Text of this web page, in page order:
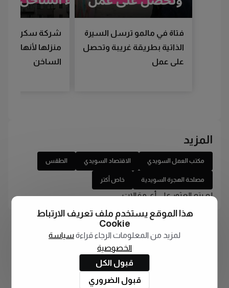
فتاة في مالمو ترسل السيرة
الذاتية بطريقة غريبة وتحصل
على عمل
شركة سكن
منزلها لأنها لم
الساخن
المزيد
مكتب العمل السويدي الاقتصاد السويدي الطقس
مصلحة الهجرة السويدية خاص أكتر
لم يتم العثور على أي مقالات
هذا الموقع يستخدم ملف تعريف الارتباط
Cookie
لمزيد من المعلومات الرجاء قراءة سياسة
الخصوصية
قبول الكل
قبول الضروري